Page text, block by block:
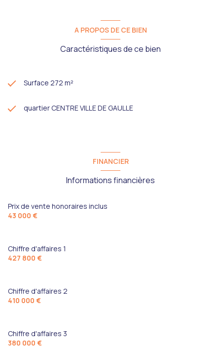
A PROPOS DE CE BIEN
Caractéristiques de ce bien
Surface 272 m²
quartier CENTRE VILLE DE GAULLE
FINANCIER
Informations financières
Prix de vente honoraires inclus
43 000 €
Chiffre d'affaires 1
427 800 €
Chiffre d'affaires 2
410 000 €
Chiffre d'affaires 3
380 000 €